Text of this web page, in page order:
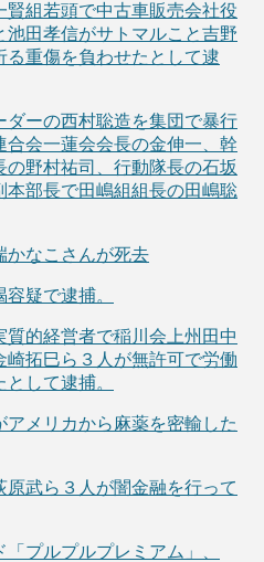
賢組若頭で中古車販売会社役
池田孝信がサトマルこと吉野
重傷を負わせたとして逮
ダーの西村聡造を集団で暴行
合会一蓮会会長の金伸一、幹
野村祐司、行動隊長の石坂
本部長で田嶋組組長の田嶋聡
かなこさんが死去
疑で逮捕。
的経営者で稲川会上州田中
拓巳ら３人が無許可で労働
して逮捕。
メリカから麻薬を密輸した
武ら３人が闇金融を行って
プルプルプレミアム」、